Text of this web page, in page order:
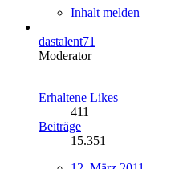
Inhalt melden
dastalent71
Moderator
Erhaltene Likes
411
Beiträge
15.351